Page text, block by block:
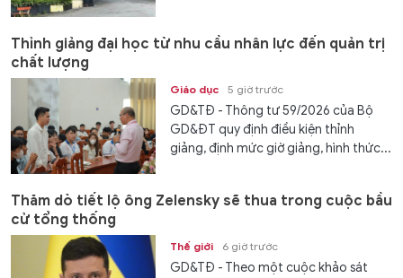
Thỉnh giảng đại học từ nhu cầu nhân lực đến quản trị
chất lượng
Giáo dục 5 giờ trước
GD&TĐ - Thông tư 59/2026 của Bộ
GD&ĐT quy định điều kiện thỉnh
giảng, định mức giờ giảng, hình thức...
Thăm dò tiết lộ ông Zelensky sẽ thua trong cuộc bầu
cử tổng thống
Thế giới 6 giờ trước
GD&TĐ - Theo một cuộc khảo sát